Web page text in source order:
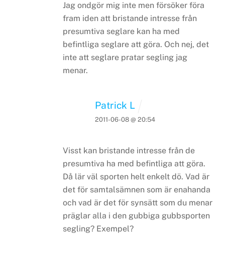
Jag ondgör mig inte men försöker föra
fram iden att bristande intresse från
presumtiva seglare kan ha med
befintliga seglare att göra. Och nej, det
inte att seglare pratar segling jag
menar.
Patrick L
2011-06-08 @ 20:54
Visst kan bristande intresse från de
presumtiva ha med befintliga att göra.
Då lär väl sporten helt enkelt dö. Vad är
det för samtalsämnen som är enahanda
och vad är det för synsätt som du menar
präglar alla i den gubbiga gubbsporten
segling? Exempel?